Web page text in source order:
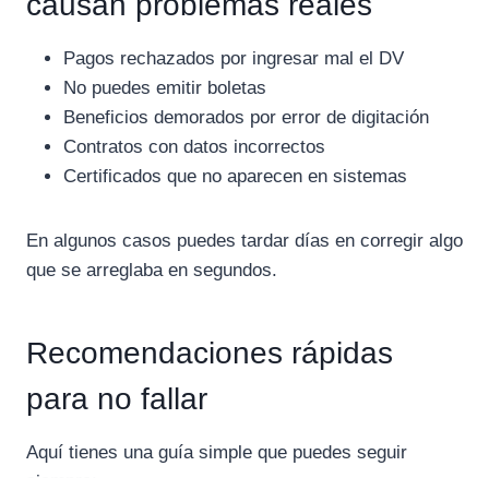
Pagos rechazados por ingresar mal el DV
No puedes emitir boletas
Beneficios demorados por error de digitación
Contratos con datos incorrectos
Certificados que no aparecen en sistemas
En algunos casos puedes tardar días en corregir algo
que se arreglaba en segundos.
Recomendaciones rápidas
para no fallar
Aquí tienes una guía simple que puedes seguir